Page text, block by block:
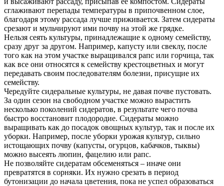
сглаживают перепады температуры в припочвенном слое,
благодаря этому рассада лучше приживается. Затем сидераты
срезают и мульчируют ими почву на этой же грядке.
Нельзя сеять культуры, принадлежащие к одному семейству,
сразу друг за другом. Например, капусту или свеклу, после
того как на этом участке выращивался рапс или горчица, так
как все они относятся к семейству крестоцветных и могут
передавать своим последователям болезни, присущие их
семейству.
Чередуйте сидеральные культуры, не давая почве пустовать.
За один сезон на свободном участке можно вырастить
несколько поколений сидератов, в результате чего почва
быстро восстановит плодородие. Сидераты можно
выращивать как до посадок овощных культур, так и после их
уборки. Например, после уборки урожая культур, сильно
истощающих почву (капусты, огурцов, кабачков, тыквы)
можно высеять люпин, фацелию или рапс.
Не позволяйте сидератам обсеменяться – иначе они
превратятся в сорняки. Их нужно срезать в период
бутонизации до начала цветения, пока не успел образоваться